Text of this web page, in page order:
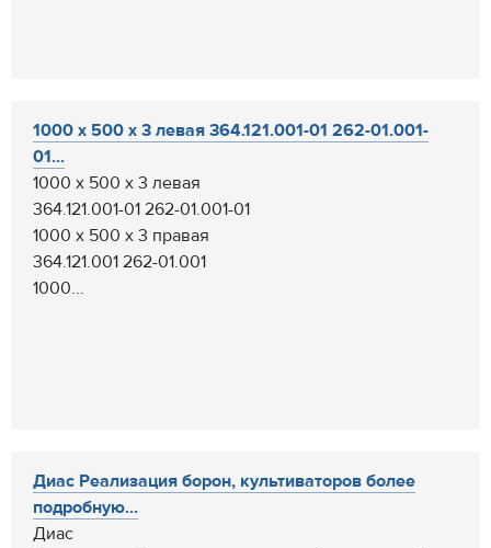
1000 х 500 х 3 левая 364.121.001-01 262-01.001-
01...
1000 х 500 х 3 левая
364.121.001-01 262-01.001-01
1000 х 500 х 3 правая
364.121.001 262-01.001
1000...
Диас Реализация борон, культиваторов более
подробную...
Диас